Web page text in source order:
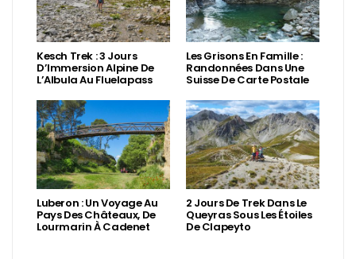
Kesch Trek : 3 Jours
D’Immersion Alpine De
L’Albula Au Fluelapass
Les Grisons En Famille :
Randonnées Dans Une
Suisse De Carte Postale
Luberon : Un Voyage Au
Pays Des Châteaux, De
Lourmarin À Cadenet
2 Jours De Trek Dans Le
Queyras Sous Les Étoiles
De Clapeyto